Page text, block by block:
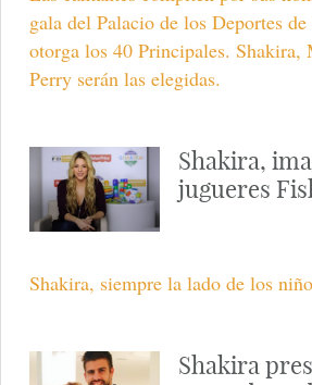
gala del Palacio de los Deportes
otorga los 40 Principales.
Perry serán las elegidas.
Shakira,
jugueres
Shakira, siempre la lado de los
Shakira